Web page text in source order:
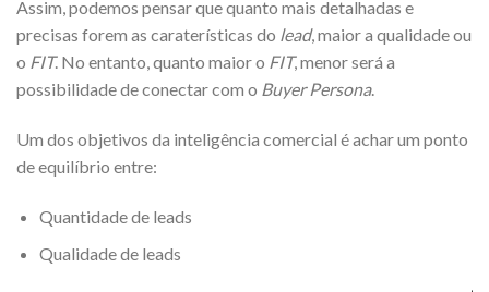
Assim, podemos pensar que quanto mais detalhadas e
precisas forem as caraterísticas do lead, maior a qualidade ou
o FIT. No entanto, quanto maior o FIT, menor será a
possibilidade de conectar com o Buyer Persona.
Um dos objetivos da inteligência comercial é achar um ponto
de equilíbrio entre:
Quantidade de leads
Qualidade de leads